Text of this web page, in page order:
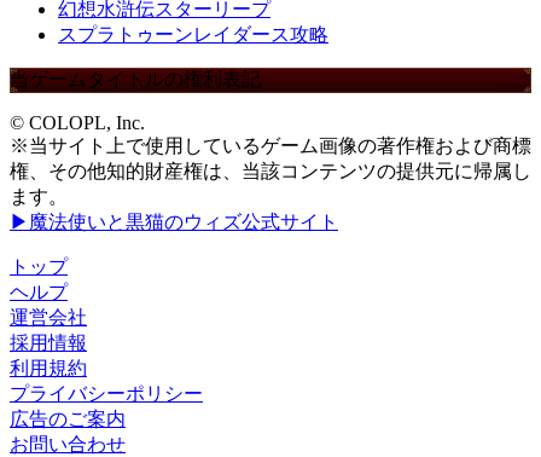
幻想水滸伝スターリープ
スプラトゥーンレイダース攻略
当ゲームタイトルの権利表記
© COLOPL, Inc.
※当サイト上で使用しているゲーム画像の著作権および商標
権、その他知的財産権は、当該コンテンツの提供元に帰属し
ます。
▶魔法使いと黒猫のウィズ公式サイト
トップ
ヘルプ
運営会社
採用情報
利用規約
プライバシーポリシー
広告のご案内
お問い合わせ